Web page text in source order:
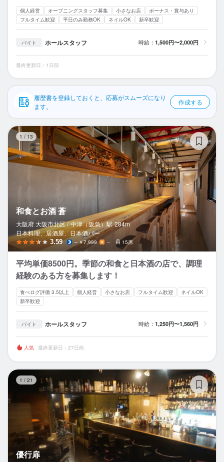
ヘルプ・お問い合わせフォーム
掲載をご検討の店舗様へ
食べログ求人PRESS
プライバシーポリシー
企業情報
個人経営 オープニングスタッフ募集 小さなお店
ボーナス・賞与あり
フルタイム歓迎
平日のみ勤務OK ネイルOK 新卒歓迎
バイト ホールスタッフ 時給： 1,500円〜2,000円
最終更新日：1日前
履歴書を登録しておくと、応募がスムーズになり
ます。
作成する
1 / 13
和食とお酒 蒼
大阪府 大阪市北区 / 中津（阪急）駅 284m
日本料理、居酒屋、日本酒バー
3.59 ～￥7,999 － 15席
平均単価8500円。季節の和食と日本酒の店で、調理
経験のある方を募集します！
食べログ評価 3.5以上 個人経営 小さなお店 フルタイム歓迎
ネイルOK
新卒歓迎
バイト ホールスタッフ 時給： 1,250円〜1,560円
人気 最終更新日：27日前
1 / 21
優行扉